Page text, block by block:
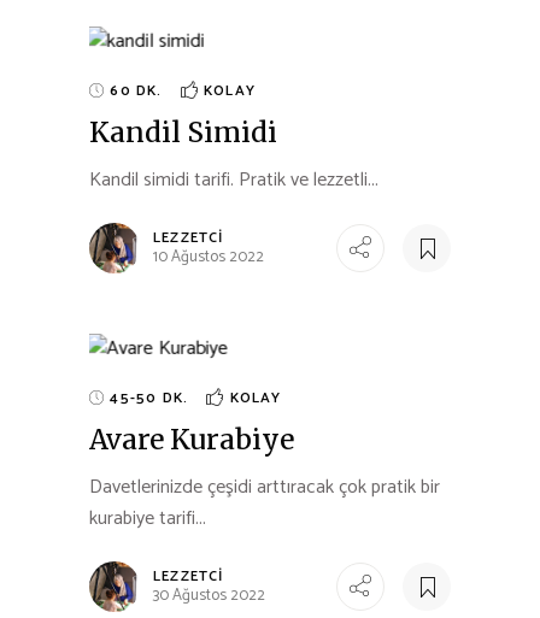
60 DK. KOLAY
Kandil Simidi
Kandil simidi tarifi. Pratik ve lezzetli...
LEZZETCI
10 Ağustos 2022
45-50 DK. KOLAY
Avare Kurabiye
Davetlerinizde çeşidi arttıracak çok pratik bir
kurabiye tarifi...
LEZZETCI
30 Ağustos 2022